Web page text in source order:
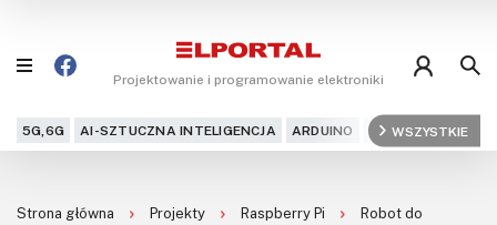
Projektowanie i programowanie elektroniki
5G,6G AI-SZTUCZNA INTELIGENCJA ARDUINO ARM AUDIO
WSZYSTKIE
Strona główna Projekty Raspberry Pi
Robot do